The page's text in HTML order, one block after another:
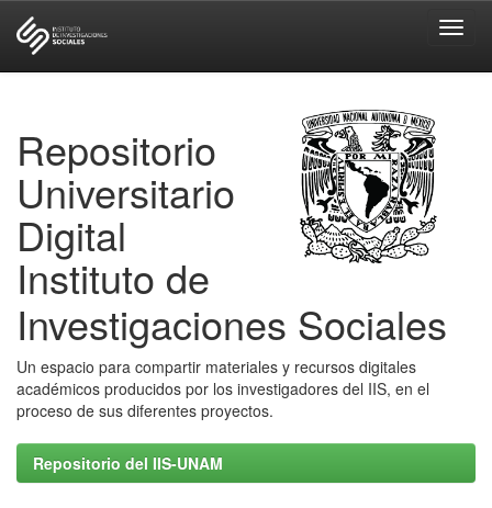
Repositorio
Universitario
Digital
Instituto de
Investigaciones Sociales
Un espacio para compartir materiales y recursos digitales
académicos producidos por los investigadores del IIS, en el
proceso de sus diferentes proyectos.
Repositorio del IIS-UNAM